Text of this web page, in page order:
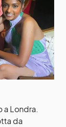
a Londra.
da